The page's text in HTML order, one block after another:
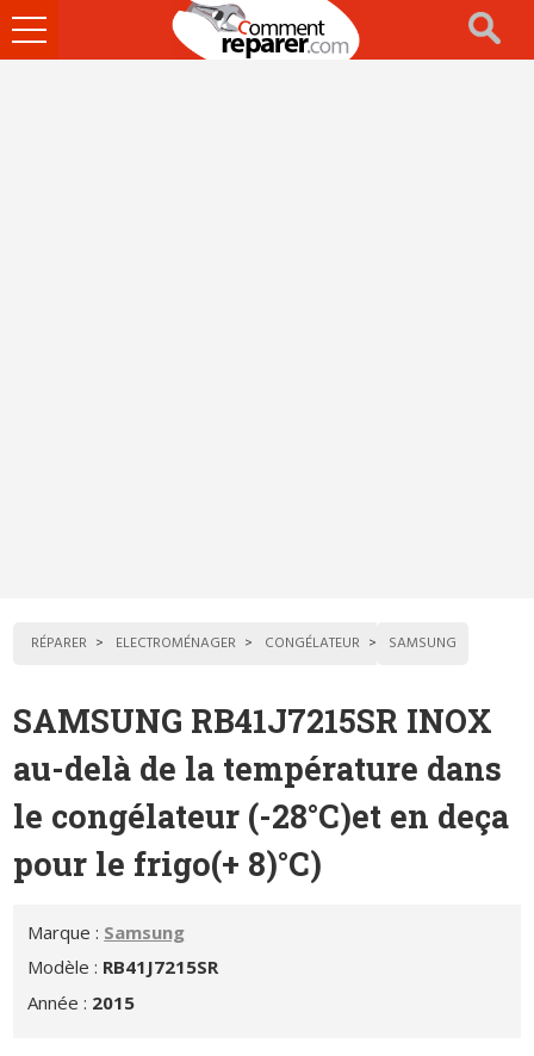
Ouvrir
le
RÉPARER ELECTROMÉNAGER CONGÉLATEUR SAMSUNG
SAMSUNG RB41J7215SR INOX
au-delà de la température dans
le congélateur (-28°C)et en deça
pour le frigo(+ 8)°C)
Marque : Samsung
Modèle : RB41J7215SR
Année : 2015